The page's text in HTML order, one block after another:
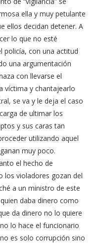
ella y muy petulante
ellos decidan detener. A
lo que no esté
policía, con una actitud
una argumentación
con llevarse el
víctima y chantajearlo
se va y le deja el caso
de ultimar los
y sus caras tan
utilizando aquel
muy poco.
el hecho de
los violadores gozan del
a un ministro de este
daba dinero como
da dinero no lo quiere
lo hace el funcionario
es solo corrupción sino